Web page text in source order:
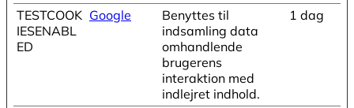
TESTCOOK
IESENABL
ED
Google
Benyttes til
indsamling data
omhandlende
brugerens
interaktion med
indlejret indhold.
1 dag